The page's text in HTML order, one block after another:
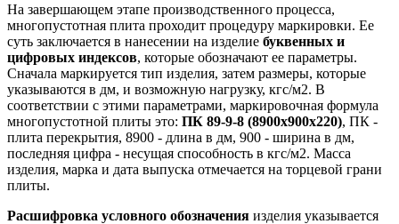
На завершающем этапе производственного процесса,
многопустотная плита проходит процедуру маркировки. Ее
суть заключается в нанесении на изделие буквенных и
цифровых индексов, которые обозначают ее параметры.
Сначала маркируется тип изделия, затем размеры, которые
указываются в дм, и возможную нагрузку, кгс/м2. В
соответствии с этими параметрами, маркировочная формула
многопустотной плиты это: ПК 89-9-8 (8900х900х220), ПК -
плита перекрытия, 8900 - длина в дм, 900 - ширина в дм,
последняя цифра - несущая способность в кгс/м2. Масса
изделия, марка и дата выпуска отмечается на торцевой грани
плиты.
Расшифровка условного обозначения изделия указывается